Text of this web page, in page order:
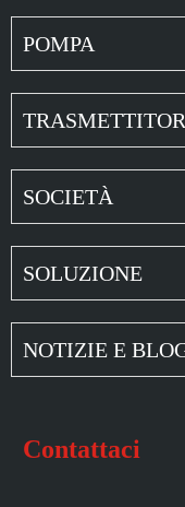
POMPA
SOCIETÀ
SOLUZIONE
NOTIZIE E
Contattaci